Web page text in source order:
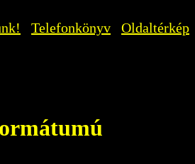
Telefonkönyv Oldaltérkép